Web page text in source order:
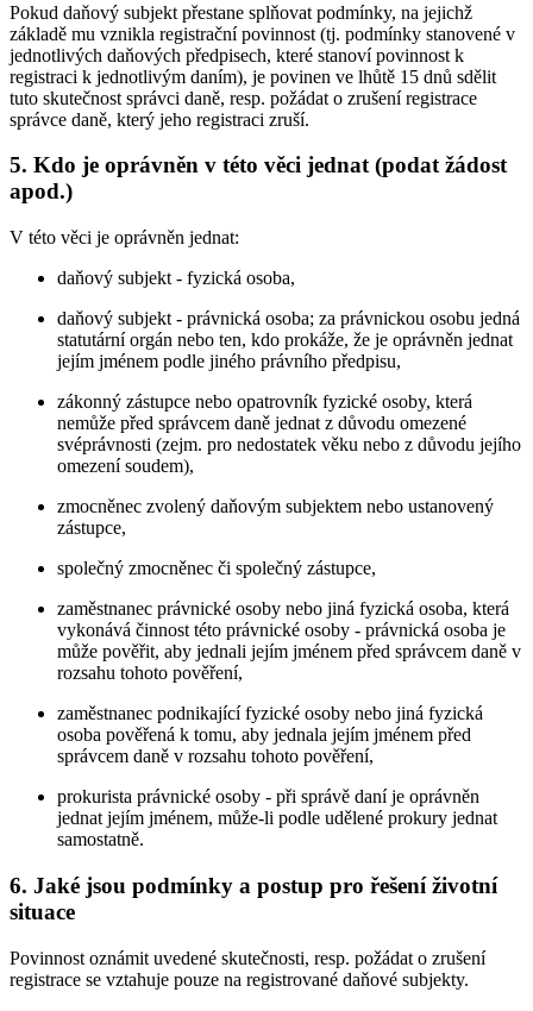
Pokud daňový subjekt přestane splňovat podmínky, na jejichž
základě mu vznikla registrační povinnost (tj. podmínky stanovené v
jednotlivých daňových předpisech, které stanoví povinnost k
registraci k jednotlivým daním), je povinen ve lhůtě 15 dnů sdělit
tuto skutečnost správci daně, resp. požádat o zrušení registrace
správce daně, který jeho registraci zruší.
5. Kdo je oprávněn v této věci jednat (podat žádost
apod.)
V této věci je oprávněn jednat:
daňový subjekt - fyzická osoba,
daňový subjekt - právnická osoba; za právnickou osobu jedná
statutární orgán nebo ten, kdo prokáže, že je oprávněn jednat
jejím jménem podle jiného právního předpisu,
zákonný zástupce nebo opatrovník fyzické osoby, která
nemůže před správcem daně jednat z důvodu omezené
svéprávnosti (zejm. pro nedostatek věku nebo z důvodu jejího
omezení soudem),
zmocněnec zvolený daňovým subjektem nebo ustanovený
zástupce,
společný zmocněnec či společný zástupce,
zaměstnanec právnické osoby nebo jiná fyzická osoba, která
vykonává činnost této právnické osoby - právnická osoba je
může pověřit, aby jednali jejím jménem před správcem daně v
rozsahu tohoto pověření,
zaměstnanec podnikající fyzické osoby nebo jiná fyzická
osoba pověřená k tomu, aby jednala jejím jménem před
správcem daně v rozsahu tohoto pověření,
prokurista právnické osoby - při správě daní je oprávněn
jednat jejím jménem, může-li podle udělené prokury jednat
samostatně.
6. Jaké jsou podmínky a postup pro řešení životní
situace
Povinnost oznámit uvedené skutečnosti, resp. požádat o zrušení
registrace se vztahuje pouze na registrované daňové subjekty.